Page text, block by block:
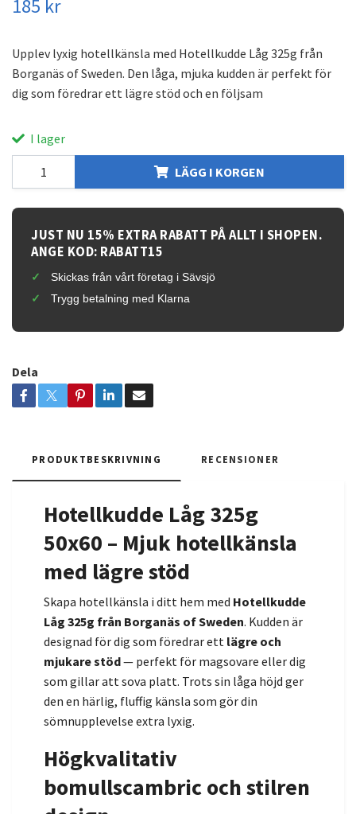
185 kr
Upplev lyxig hotellkänsla med Hotellkudde Låg 325g från
Borganäs of Sweden. Den låga, mjuka kudden är perfekt för
dig som föredrar ett lägre stöd och en följsam
I lager
LÄGG I KORGEN
JUST NU 15% EXTRA RABATT PÅ ALLT I SHOPEN.
ANGE KOD: RABATT15
Skickas från vårt företag i Sävsjö
Trygg betalning med Klarna
Dela
PRODUKTBESKRIVNING RECENSIONER
Hotellkudde Låg 325g
50x60 – Mjuk hotellkänsla
med lägre stöd
Skapa hotellkänsla i ditt hem med Hotellkudde
Låg 325g från Borganäs of Sweden. Kudden är
designad för dig som föredrar ett lägre och
mjukare stöd— perfekt för magsovare eller dig
som gillar att sova platt. Trots sin låga höjd ger
den en härlig, fluffig känsla som gör din
sömnupplevelse extra lyxig.
Högkvalitativ
bomullscambric och stilren